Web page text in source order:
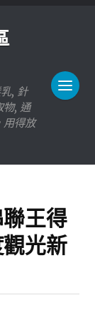
, 針
物, 通
用得放
王得
光新